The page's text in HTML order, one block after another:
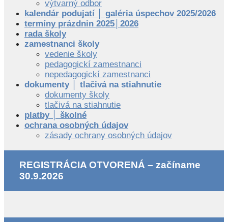
výtvarný odbor
kalendár podujatí │ galéria úspechov 2025/2026
termíny prázdnin 2025│2026
rada školy
zamestnanci školy
vedenie školy
pedagogickí zamestnanci
nepedagogickí zamestnanci
dokumenty │ tlačivá na stiahnutie
dokumenty školy
tlačivá na stiahnutie
platby │ školné
ochrana osobných údajov
zásady ochrany osobných údajov
REGISTRÁCIA OTVORENÁ – začíname
30.9.2026